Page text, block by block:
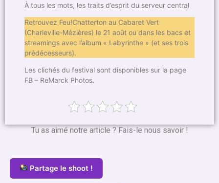
À tous les mots, les traits d’esprit du serveur central
Retrouvez Feu!Chatterton au Cabaret Vert
(Charleville-Mézières) le 21 août ou dans les bacs et
streamings avec l’album « Labyrinthe » (et ses trois
prédécesseurs).
Les clichés du festival sont disponibles sur la page
FB – ReMarck Photos.
Tu as aimé notre article ? Fais-le nous savoir !
Partage le shoot !